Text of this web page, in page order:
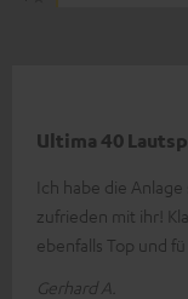
Ultima 40
Ich habe die
zufrieden mit ihr!
ebenfalls Top und fü
Gerhard A.